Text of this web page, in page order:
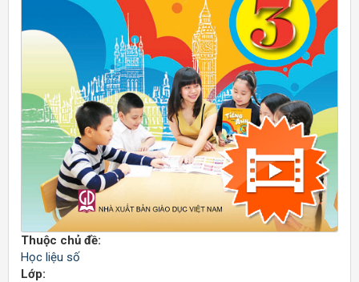
Thuộc chủ đề:
Học liệu số
Lớp: